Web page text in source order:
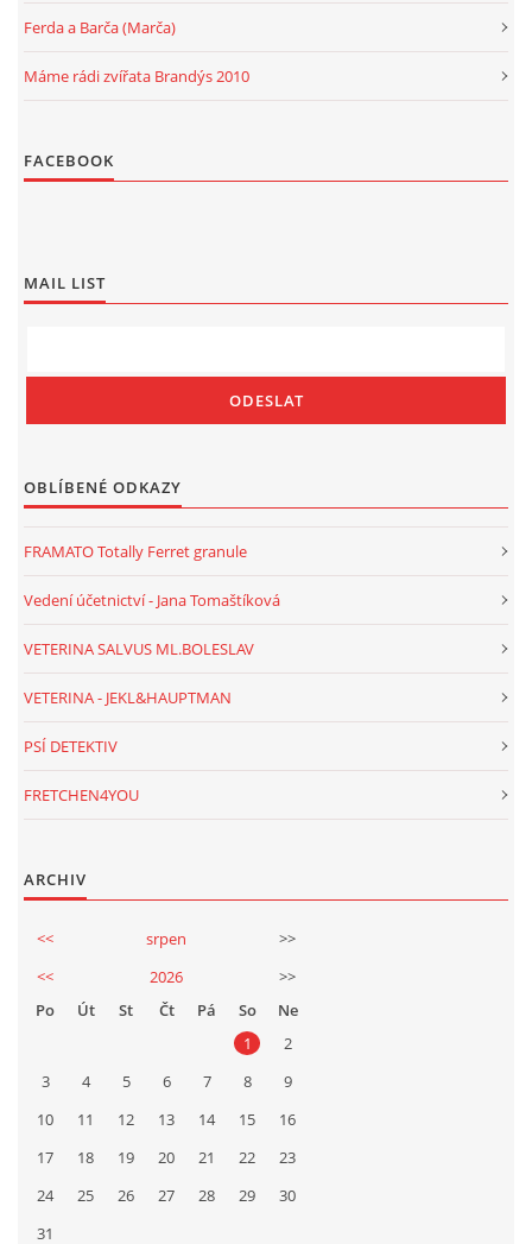
Ferda a Barča (Marča)
Máme rádi zvířata Brandýs 2010
FACEBOOK
MAIL LIST
OBLÍBENÉ ODKAZY
FRAMATO Totally Ferret granule
Vedení účetnictví - Jana Tomaštíková
VETERINA SALVUS ML.BOLESLAV
VETERINA - JEKL&HAUPTMAN
PSÍ DETEKTIV
FRETCHEN4YOU
ARCHIV
<< srpen
>>
<<
2026
>>
Po
Út St Čt Pá So
Ne
1
2
3
4 5 6 7 8
9
10
11 12 13 14 15
16
17
18 19 20 21 22
23
24
25 26 27 28 29
30
31